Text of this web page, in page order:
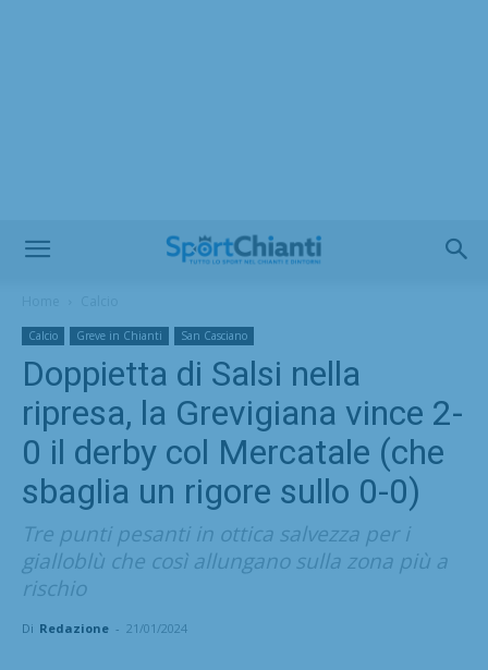
Calcio Greve in Chianti San Casciano
Doppietta di Salsi nella
ripresa, la Grevigiana vince 2-
0 il derby col Mercatale (che
sbaglia un rigore sullo 0-0)
Tre punti pesanti in ottica salvezza per i
gialloblù che così allungano sulla zona più a
rischio
Di Redazione - 21/01/2024